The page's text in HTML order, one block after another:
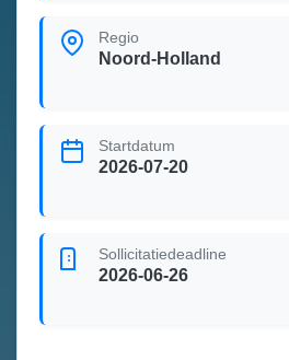
Regio
Noord-Holland
Startdatum
2026-07-20
Sollicitatiedeadline
2026-06-26